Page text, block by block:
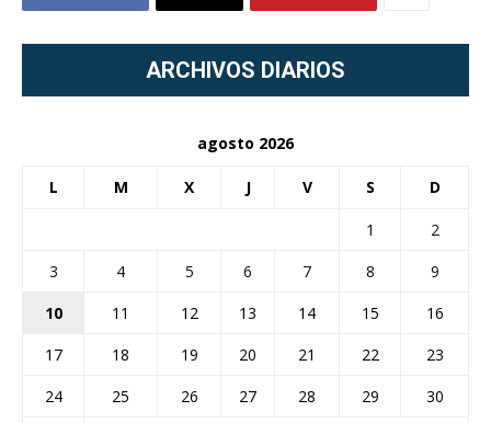
ARCHIVOS DIARIOS
agosto 2026
L M X J V S D
1
2
3
4 5 6 7 8
9
10
11 12 13 14 15
16
17
18 19 20 21 22
23
24
25 26 27 28 29
30